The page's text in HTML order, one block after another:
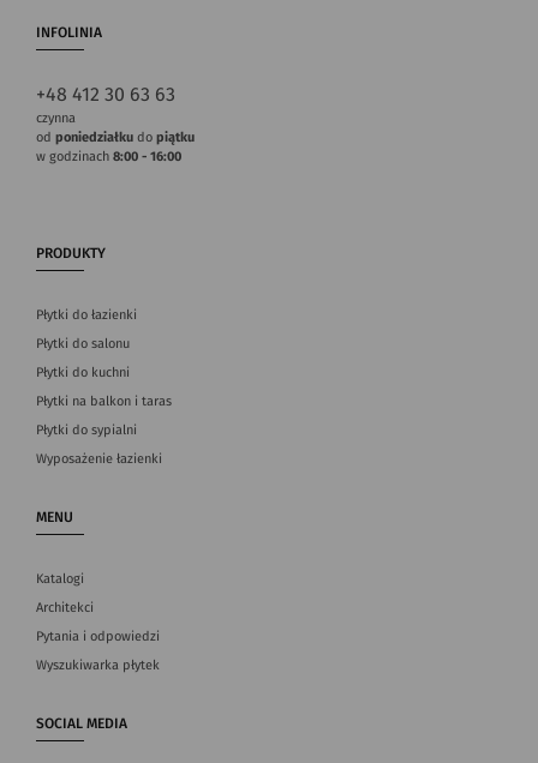
INFOLINIA
+48 412 30 63 63
czynna
od poniedziałku do piątku
w godzinach 8:00 - 16:00
PRODUKTY
Płytki do łazienki
Płytki do salonu
Płytki do kuchni
Płytki na balkon i taras
Płytki do sypialni
Wyposażenie łazienki
MENU
Katalogi
Architekci
Pytania i odpowiedzi
Wyszukiwarka płytek
SOCIAL MEDIA